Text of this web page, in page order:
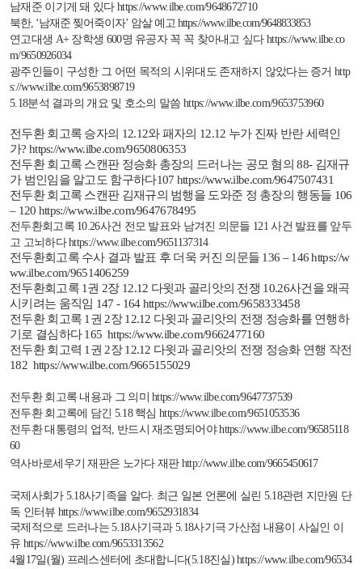
남재준 이기게 돼 있다 https://www.ilbe.com/9648672710
북한, ‘남재준 찢어죽이자’ 암살 예고 https://www.ilbe.com/9648833853
연고대생 A+ 장학생 600명 유공자 꼭 꼭 찾아내고 싶다 https://www.ilbe.co
m/9650926034
광주인들이 구성한 그 어떤 목적의 시위대도 존재하지 않았다는 증거 http
s://www.ilbe.com/9653898719
5.18분석 결과의 개요 및 호소의 말씀 https://www.ilbe.com/9653753960
전두환 회고록 승자의 12.12와 패자의 12.12 누가 진짜 반란 세력인
가? https://www.ilbe.com/9650806353
전두환 회고록 스캔판 정승화 총장의 드러나는 공모 혐의88- 김재규
가 범인임을 알고도 함구하다107 https://www.ilbe.com/9647507431
전두환 회고록 스캔판 김재규의 범행을 도와준 정 총장의 행동들 106
– 120 https://www.ilbe.com/9647678495
전두환회고록10.26사건 전모 발표와 남겨진 의문들 121사건 발표를 앞두
고 고뇌하다 https://www.ilbe.com/9651137314
전두환회고록 수사 결과 발표 후 더욱 커진 의문들 136 – 146 https://w
ww.ilbe.com/9651406259
전두환회고록1권 2장12.12 다윗과 골리앗의 전쟁 10.26사건을 왜곡
시키려는 움직임 147 - 164https://www.ilbe.com/9658333458
전두환 회고록 1 권 2장12.12 다윗과 골리앗의 전쟁 정승화를 연행하
기로 결심하다165 https://www.ilbe.com/9662477160
전두환 회고력 1 권 2장12.12 다윗과 골리앗의 전쟁 정승화 연행 작전
182 https://www.ilbe.com/9665155029
전두환 회고록 내용과 그 의미 https://www.ilbe.com/9647737539
전두환 회고록에 담긴 5.18 핵심 https://www.ilbe.com/9651053536
전두환 대통령의 업적, 반드시 재조명되어야 https://www.ilbe.com/96585118
60
역사바로세우기 재판은 노가다 재판 http://www.ilbe.com/9665450617
국제사회가5.18사기족을 알다. 최근 일본 언론에 실린 5.18관련 지만원 단
독 인터뷰 https://www.ilbe.com/9652931834
국제적으로 드러나는 5.18사기극과5.18사기극 가산점 내용이 사실인 이
유 https://www.ilbe.com/9653313562
4월 17일(월) 프레스센터에 초대합니다(5.18진실) https://www.ilbe.com/96534